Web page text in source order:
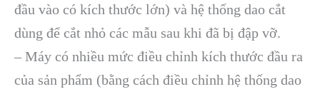
đầu vào có kích thước lớn) và hệ thống dao cắt
dùng để cắt nhỏ các mẫu sau khi đã bị đập vỡ.
– Máy có nhiều mức điều chỉnh kích thước đầu ra
của sản phẩm (bằng cách điều chỉnh hệ thống dao